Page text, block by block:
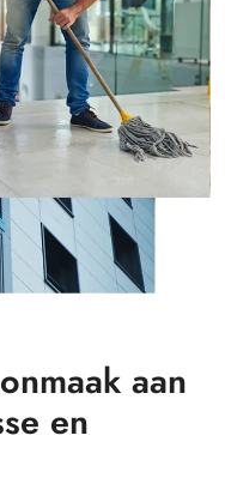
aan
en